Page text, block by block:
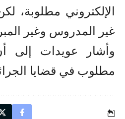
الإلكتروني مطلوبة،
غير المدروس وغير
وأشار عويدات إلى
مطلوب في قضايا